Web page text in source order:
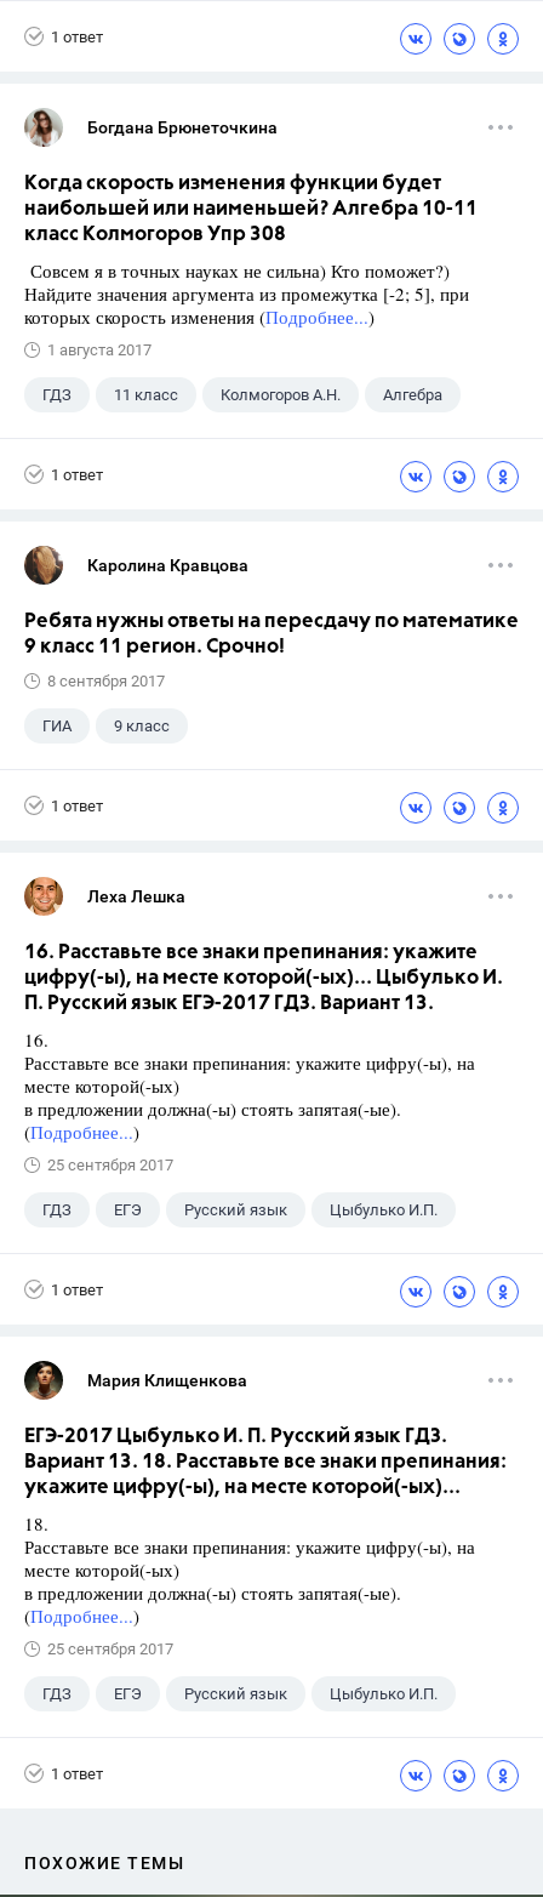
1 ответ
Богдана Брюнеточкина
Когда скорость изменения функции будет
наибольшей или наименьшей? Алгебра 10-11
класс Колмогоров Упр 308
Совсем я в точных науках не сильна) Кто поможет?)
Найдите значения аргумента из промежутка [-2; 5], при
которых скорость изменения (Подробнее...)
1 августа 2017
ГДЗ 11 класс Колмогоров А.Н. Алгебра
1 ответ
Каролина Кравцова
Ребята нужны ответы на пересдачу по математике
9 класс 11 регион. Срочно!
8 сентября 2017
ГИА 9 класс
1 ответ
Леха Лешка
16. Расставьте все знаки препинания: укажите
цифру(-ы), на месте которой(-ых)... Цыбулько И.
П. Русский язык ЕГЭ-2017 ГДЗ. Вариант 13.
16.
Расставьте все знаки препинания: укажите цифру(-ы), на
месте которой(-ых)
в предложении должна(-ы) стоять запятая(-ые).
(Подробнее...)
25 сентября 2017
ГДЗ ЕГЭ Русский язык Цыбулько И.П.
1 ответ
Мария Клищенкова
ЕГЭ-2017 Цыбулько И. П. Русский язык ГДЗ.
Вариант 13. 18. Расставьте все знаки препинания:
укажите цифру(-ы), на месте которой(-ых)...
18.
Расставьте все знаки препинания: укажите цифру(-ы), на
месте которой(-ых)
в предложении должна(-ы) стоять запятая(-ые).
(Подробнее...)
25 сентября 2017
ГДЗ ЕГЭ Русский язык Цыбулько И.П.
1 ответ
ПОХОЖИЕ ТЕМЫ